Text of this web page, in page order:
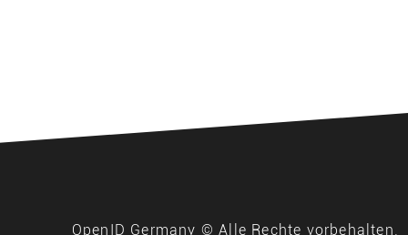
OpenID Germany © Alle Rechte vorbehalten.